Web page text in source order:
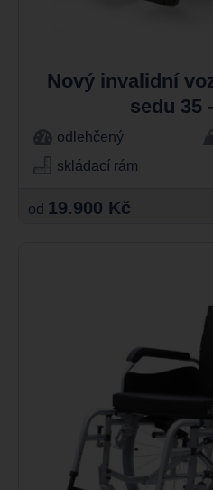
Nový invalidní
sedu 35
odlehčený
skládací rám
od 19.900 Kč